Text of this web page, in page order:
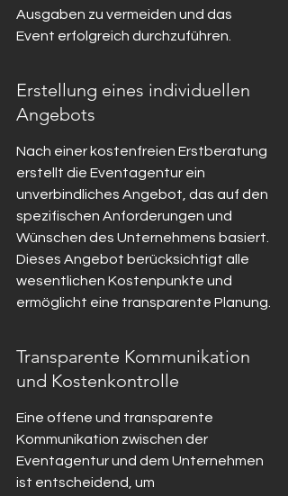
Ausgaben zu vermeiden und das
Event erfolgreich durchzuführen.
Erstellung eines individuellen
Angebots
Nach einer kostenfreien Erstberatung
erstellt die Eventagentur ein
unverbindliches Angebot, das auf den
spezifischen Anforderungen und
Wünschen des Unternehmens basiert.
Dieses Angebot berücksichtigt alle
wesentlichen Kostenpunkte und
ermöglicht eine transparente Planung.
Transparente Kommunikation
und Kostenkontrolle
Eine offene und transparente
Kommunikation zwischen der
Eventagentur und dem Unternehmen
ist entscheidend, um